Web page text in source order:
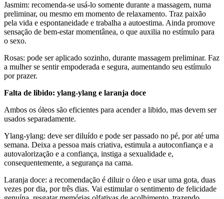
Jasmim: recomenda-se usá-lo somente durante a massagem, numa
preliminar, ou mesmo em momento de relaxamento. Traz paixão
pela vida e espontaneidade e trabalha a autoestima. Ainda promove
sensação de bem-estar momentânea, o que auxilia no estímulo para
o sexo.
Rosas: pode ser aplicado sozinho, durante massagem preliminar. Faz
a mulher se sentir empoderada e segura, aumentando seu estímulo
por prazer.
Falta de libido: ylang-ylang e laranja doce
Ambos os óleos são eficientes para acender a libido, mas devem ser
usados separadamente.
Ylang-ylang: deve ser diluído e pode ser passado no pé, por até uma
semana. Deixa a pessoa mais criativa, estimula a autoconfiança e a
autovalorização e a confiança, instiga a sexualidade e,
consequentemente, a segurança na cama.
Laranja doce: a recomendação é diluir o óleo e usar uma gota, duas
vezes por dia, por três dias. Vai estimular o sentimento de felicidade